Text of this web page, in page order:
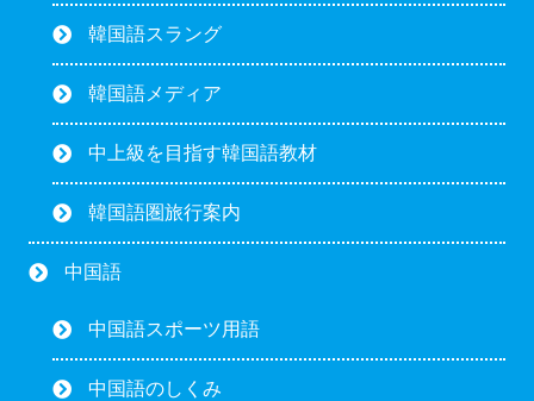
韓国語スラング
韓国語メディア
中上級を目指す韓国語教材
韓国語圏旅行案内
中国語
中国語スポーツ用語
中国語のしくみ